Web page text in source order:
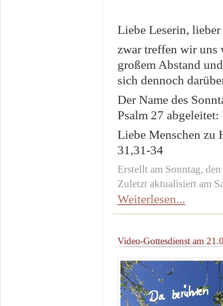
Liebe Leserin, lieber
zwar treffen wir uns
großem Abstand
sich dennoch
Der Name des
Psalm 27
Liebe Menschen zu
31,31-34
Erstellt am Sonntag,
Zuletzt aktualisiert am
Weiterlesen...
Video-Gottesdienst am